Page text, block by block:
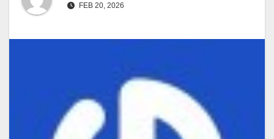
FEB 20, 2026